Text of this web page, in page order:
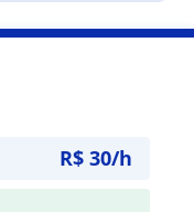
R$ 30/h